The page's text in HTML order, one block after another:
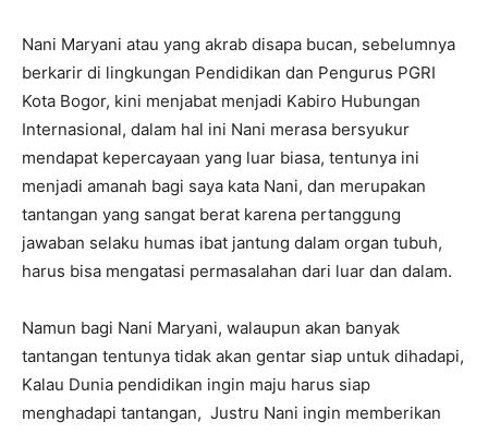
Nani Maryani atau yang akrab disapa bucan, sebelumnya
berkarir di lingkungan Pendidikan dan Pengurus PGRI
Kota Bogor, kini menjabat menjadi Kabiro Hubungan
Internasional, dalam hal ini Nani merasa bersyukur
mendapat kepercayaan yang luar biasa, tentunya ini
menjadi amanah bagi saya kata Nani, dan merupakan
tantangan yang sangat berat karena pertanggung
jawaban selaku humas ibat jantung dalam organ tubuh,
harus bisa mengatasi permasalahan dari luar dan dalam.
Namun bagi Nani Maryani, walaupun akan banyak
tantangan tentunya tidak akan gentar siap untuk dihadapi,
Kalau Dunia pendidikan ingin maju harus siap
menghadapi tantangan, Justru Nani ingin memberikan